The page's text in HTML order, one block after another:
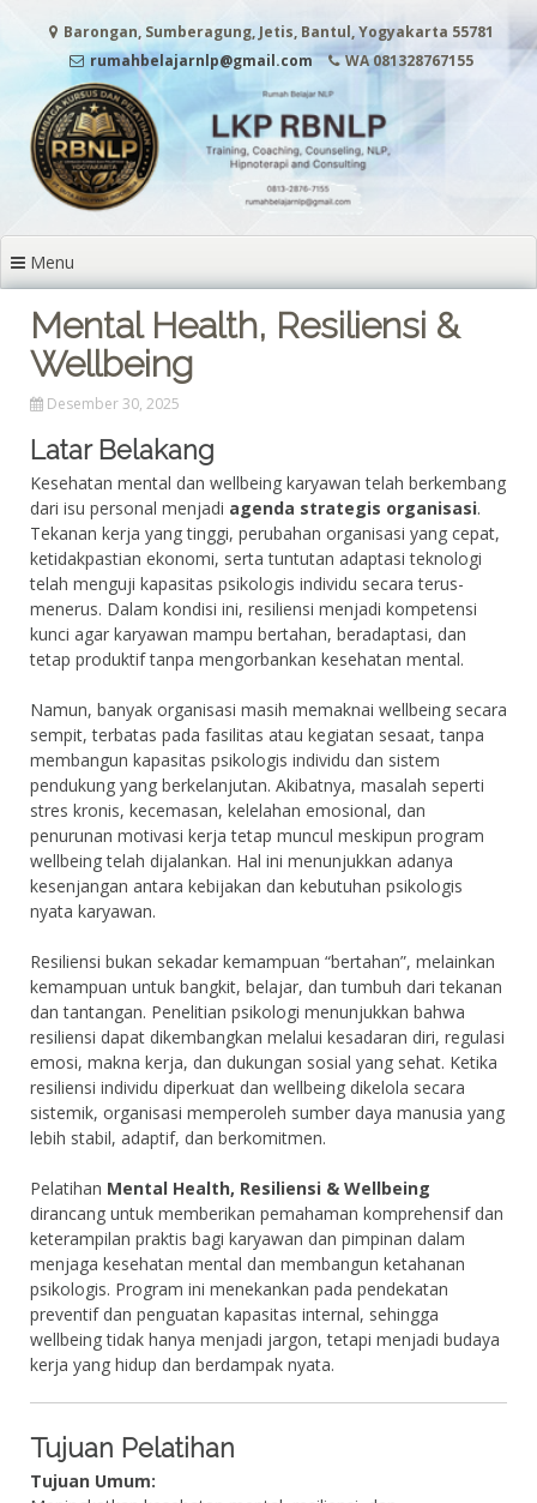
Barongan, Sumberagung, Jetis, Bantul, Yogyakarta 55781
rumahbelajarnlp@gmail.com
WA 081328767155
Menu
Mental Health, Resiliensi &
Wellbeing
Desember 30, 2025
Latar Belakang
Kesehatan mental dan wellbeing karyawan telah berkembang
dari isu personal menjadi agenda strategis organisasi.
Tekanan kerja yang tinggi, perubahan organisasi yang cepat,
ketidakpastian ekonomi, serta tuntutan adaptasi teknologi
telah menguji kapasitas psikologis individu secara terus-
menerus. Dalam kondisi ini, resiliensi menjadi kompetensi
kunci agar karyawan mampu bertahan, beradaptasi, dan
tetap produktif tanpa mengorbankan kesehatan mental.
Namun, banyak organisasi masih memaknai wellbeing secara
sempit, terbatas pada fasilitas atau kegiatan sesaat, tanpa
membangun kapasitas psikologis individu dan sistem
pendukung yang berkelanjutan. Akibatnya, masalah seperti
stres kronis, kecemasan, kelelahan emosional, dan
penurunan motivasi kerja tetap muncul meskipun program
wellbeing telah dijalankan. Hal ini menunjukkan adanya
kesenjangan antara kebijakan dan kebutuhan psikologis
nyata karyawan.
Resiliensi bukan sekadar kemampuan “bertahan”, melainkan
kemampuan untuk bangkit, belajar, dan tumbuh dari tekanan
dan tantangan. Penelitian psikologi menunjukkan bahwa
resiliensi dapat dikembangkan melalui kesadaran diri, regulasi
emosi, makna kerja, dan dukungan sosial yang sehat. Ketika
resiliensi individu diperkuat dan wellbeing dikelola secara
sistemik, organisasi memperoleh sumber daya manusia yang
lebih stabil, adaptif, dan berkomitmen.
Pelatihan Mental Health, Resiliensi & Wellbeing
dirancang untuk memberikan pemahaman komprehensif dan
keterampilan praktis bagi karyawan dan pimpinan dalam
menjaga kesehatan mental dan membangun ketahanan
psikologis. Program ini menekankan pada pendekatan
preventif dan penguatan kapasitas internal, sehingga
wellbeing tidak hanya menjadi jargon, tetapi menjadi budaya
kerja yang hidup dan berdampak nyata.
Tujuan Pelatihan
Tujuan Umum: